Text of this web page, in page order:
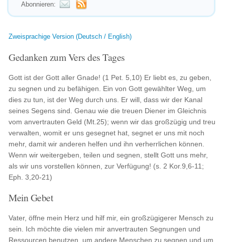
Abonnieren:
Zweisprachige Version (Deutsch / English)
Gedanken zum Vers des Tages
Gott ist der Gott aller Gnade! (1 Pet. 5,10) Er liebt es, zu geben,
zu segnen und zu befähigen. Ein von Gott gewählter Weg, um
dies zu tun, ist der Weg durch uns. Er will, dass wir der Kanal
seines Segens sind. Genau wie die treuen Diener im Gleichnis
vom anvertrauten Geld (Mt.25); wenn wir das großzügig und treu
verwalten, womit er uns gesegnet hat, segnet er uns mit noch
mehr, damit wir anderen helfen und ihn verherrlichen können.
Wenn wir weitergeben, teilen und segnen, stellt Gott uns mehr,
als wir uns vorstellen können, zur Verfügung! (s. 2 Kor.9,6-11;
Eph. 3,20-21)
Mein Gebet
Vater, öffne mein Herz und hilf mir, ein großzügigerer Mensch zu
sein. Ich möchte die vielen mir anvertrauten Segnungen und
Ressourcen benutzen, um andere Menschen zu segnen und um